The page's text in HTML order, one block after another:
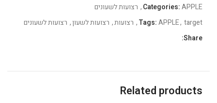
Categories:APPLE
, רצועות לשעונים
Tags:APPLE, target
, רצועות, רצועות לשעון, רצועות לשעונים
Share:
Related products